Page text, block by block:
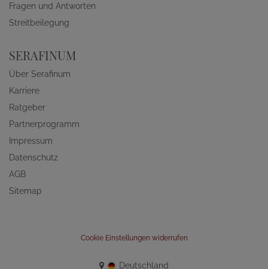
Fragen und Antworten
Streitbeilegung
SERAFINUM
Über Serafinum
Karriere
Ratgeber
Partnerprogramm
Impressum
Datenschutz
AGB
Sitemap
Cookie Einstellungen widerrufen
Deutschland